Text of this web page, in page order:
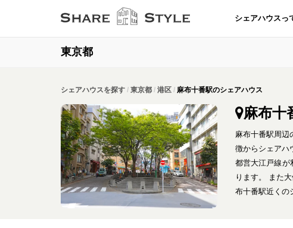
シェアハウスっ
東京都
シェアハウスを探す 東京都 港区 麻布十番駅のシェアハウス
麻布十
麻布十番駅周辺
徴からシェアハ
都営大江戸線が
ります。 また
布十番駅近くの